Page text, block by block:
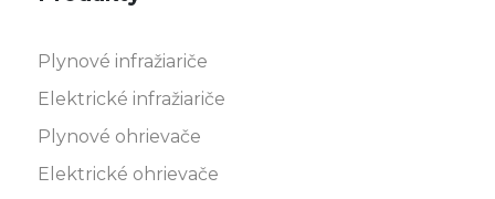
Plynové infražiariče
Elektrické infražiariče
Plynové ohrievače
Elektrické ohrievače